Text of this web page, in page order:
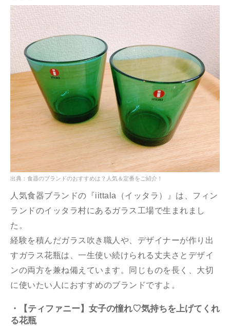
出典：食器のブランドのおすすめは？人気＆定番をご紹介！
人気食器ブランドの『iittala（イッタラ）』は、フィン
ランドのイッタラ村にあるガラス工場で生まれまし
た。
経験を積んだガラス吹き職人や、デザイナーが作り出
すガラス花瓶は、一生使い続けられる丈夫さとデザイ
ンの両方を兼ね備えています。同じものを長く、大切
に使いたい人におすすめのブランドですよ。
・【ティファニー】女子の憧れ♡気持ちを上げてくれ
る花瓶